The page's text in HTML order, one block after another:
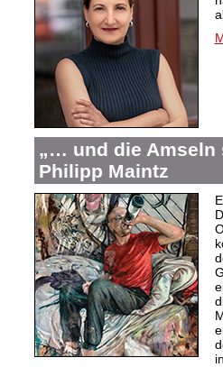
„… und die Amseln
Philipp Maintz